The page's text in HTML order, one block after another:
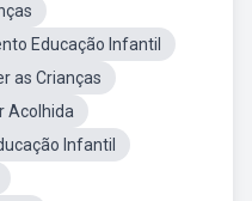
Educação Infantil
as Crianças
Acolhida
Infantil